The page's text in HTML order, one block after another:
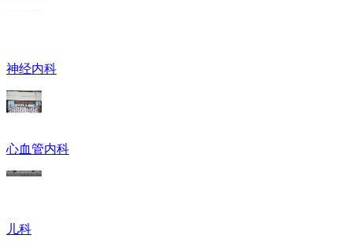
神经内科
心血管内科
儿科